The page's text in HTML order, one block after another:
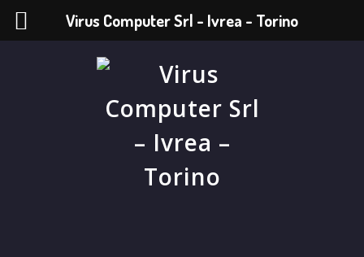
Virus Computer Srl - Ivrea - Torino